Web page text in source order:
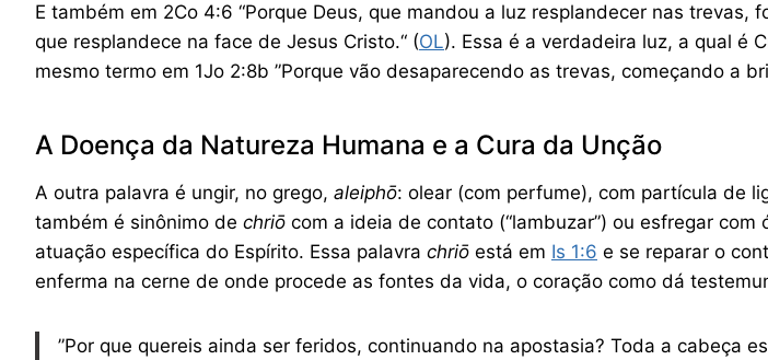
E também em 2Co 4:6 “Porque Deus, que mandou a luz resplandecer nas
que resplandece na face de Jesus Cristo.“ (OL). Essa é a verdadeira luz, a qual é
mesmo termo em 1Jo 2:8b ‬‬”Porque vão desaparecendo as trevas, começando a
A Doença da Natureza Humana e a Cura da Unção
A outra palavra é ungir, no grego, aleiphō: olear (com perfume), com partícula de
também é sinônimo de chriō com a ideia de contato (“lambuzar”) ou esfregar
atuação específica do Espírito. Essa palavra chriō está em Is 1:6 e se reparar o
enferma na cerne de onde procede as fontes da vida, o coração como dá
”Por que quereis ainda ser feridos, continuando na apostasia? Toda a cabeça